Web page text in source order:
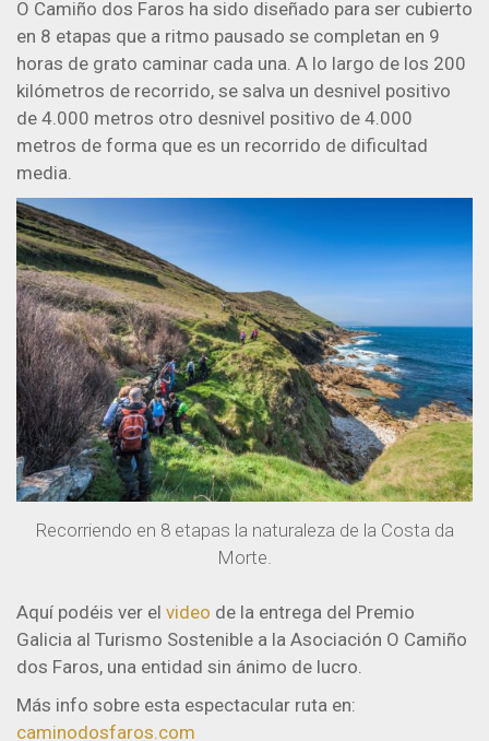
O Camiño dos Faros ha sido diseñado para ser cubierto
en 8 etapas que a ritmo pausado se completan en 9
horas de grato caminar cada una. A lo largo de los 200
kilómetros de recorrido, se salva un desnivel positivo
de 4.000 metros otro desnivel positivo de 4.000
metros de forma que es un recorrido de dificultad
media.
Recorriendo en 8 etapas la naturaleza de la Costa da
Morte.
Aquí podéis ver el video de la entrega del Premio
Galicia al Turismo Sostenible a la Asociación O Camiño
dos Faros, una entidad sin ánimo de lucro.
Más info sobre esta espectacular ruta en:
caminodosfaros.com